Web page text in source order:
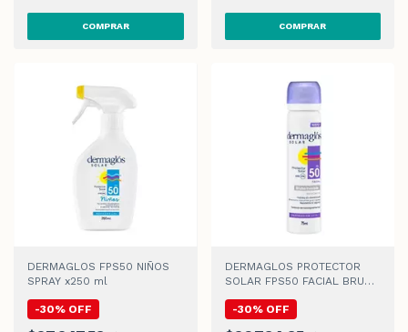
DERMAGLOS FPS50 NIÑOS
SPRAY x250 ml
-30% OFF
DERMAGLOS PROTECTOR
SOLAR FPS50 FACIAL BRUMA
-30% OFF